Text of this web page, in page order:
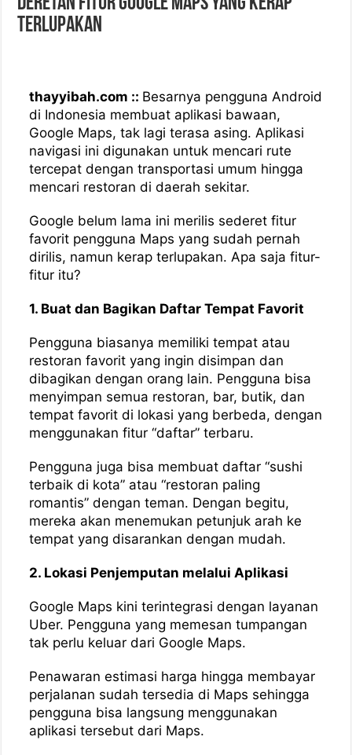
Terlupakan
thayyibah.com :: Besarnya pengguna Android
di Indonesia membuat aplikasi bawaan,
Google Maps, tak lagi terasa asing. Aplikasi
navigasi ini digunakan untuk mencari rute
tercepat dengan transportasi umum hingga
mencari restoran di daerah sekitar.
Google belum lama ini merilis sederet fitur
favorit pengguna Maps yang sudah pernah
dirilis, namun kerap terlupakan. Apa saja fitur-
fitur itu?
1. Buat dan Bagikan Daftar Tempat Favorit
Pengguna biasanya memiliki tempat atau
restoran favorit yang ingin disimpan dan
dibagikan dengan orang lain. Pengguna bisa
menyimpan semua restoran, bar, butik, dan
tempat favorit di lokasi yang berbeda, dengan
menggunakan fitur “daftar” terbaru.
Pengguna juga bisa membuat daftar “sushi
terbaik di kota” atau “restoran paling
romantis” dengan teman. Dengan begitu,
mereka akan menemukan petunjuk arah ke
tempat yang disarankan dengan mudah.
2. Lokasi Penjemputan melalui Aplikasi
Google Maps kini terintegrasi dengan layanan
Uber. Pengguna yang memesan tumpangan
tak perlu keluar dari Google Maps.
Penawaran estimasi harga hingga membayar
perjalanan sudah tersedia di Maps sehingga
pengguna bisa langsung menggunakan
aplikasi tersebut dari Maps.